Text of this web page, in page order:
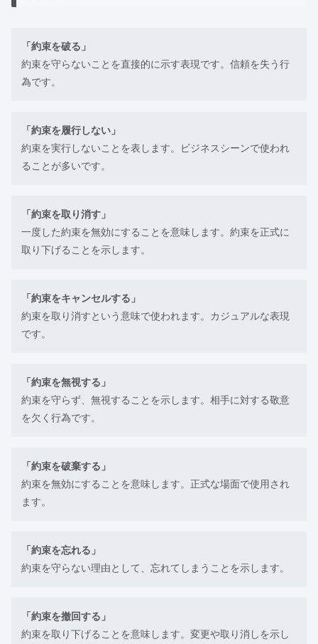
「約束を破る」
約束を守らないことを直接的に示す表現です。信頼を失う行
為です。
「約束を履行しない」
約束を実行しないことを表します。ビジネスシーンで使われ
ることが多いです。
「約束を取り消す」
一度した約束を無効にすることを意味します。約束を正式に
取り下げることを示します。
「約束をキャンセルする」
約束を取り消すという意味で使われます。カジュアルな表現
です。
「約束を無視する」
約束を守らず、無視することを示します。相手に対する敬意
を欠く行為です。
「約束を破棄する」
約束を無効にすることを意味します。正式な場面で使用され
ます。
「約束を忘れる」
約束を守らない理由として、忘れてしまうことを示します。
「約束を撤回する」
約束を取り下げることを意味します。変更や取り消しを示し